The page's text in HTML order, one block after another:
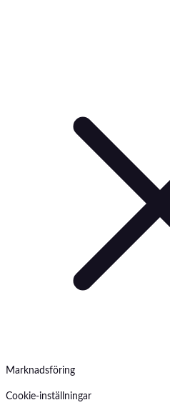
Marknadsföring
Cookie-inställningar